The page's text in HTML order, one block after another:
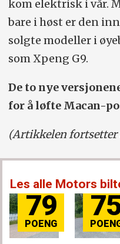
kom elektrisk i vår.
bare i høst er den
solgte modeller i
som Xpeng G9.
De to nye
for å løfte Macan-
(Artikkelen fortsetter
Les alle Motors
79